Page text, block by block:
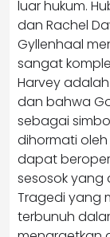
luar hukum.
dan Rachel
Gyllenhaal
sangat
Harvey
dan bahwa
sebagai
dihormati
dapat
sesosok yang
Tragedi yang
terbunuh